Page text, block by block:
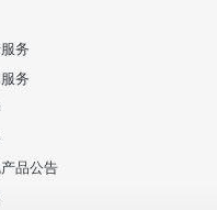
务
务
品公告